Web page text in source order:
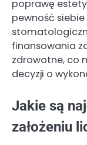
poprawę
pewność
finansowania
zdrowotne, co
decyzji o
Jakie są
założeniu